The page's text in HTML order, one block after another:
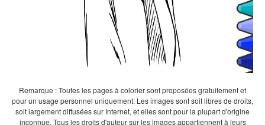
Remarque : Toutes les pages à colorier sont proposées gratuitement et
pour un usage personnel uniquement. Les images sont soit libres de droits,
soit largement diffusées sur Internet, et elles sont pour la plupart d'origine
inconnue. Tous les droits d'auteur sur les images appartiennent à leurs